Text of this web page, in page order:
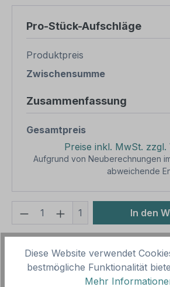
Pro-Stück-Aufschläge
Produktpreis
Zwischensumme
Zusammenfassung
Gesamtpreis
Preise inkl. MwSt. zzgl.
Aufgrund von Neuberechnungen
abweichende
Produkt Anzahl: Gib
1 In den
Vorlagenummer: LW-G-11
Diese Website verwendet
bestmögliche Funktionalität
Mehr